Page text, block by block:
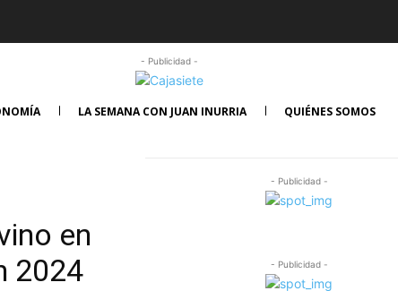
- Publicidad -
LA SEMANA CON JUAN INURRIA QUIÉNES SOMOS
en
2024
- Publicidad -
- Publicidad -